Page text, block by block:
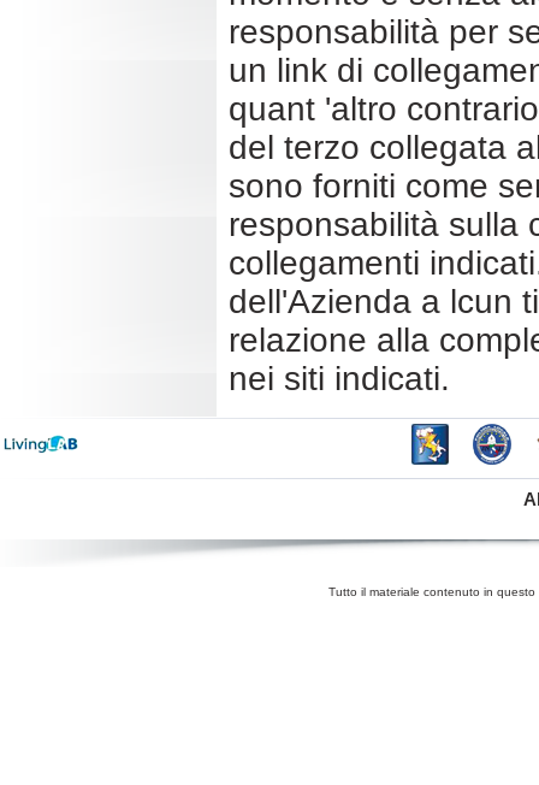
responsabilità per
un link di
quant 'altro
del terzo collegata
sono forniti come
responsabilità sulla
collegamenti
dell'Azienda a lcun
relazione alla
nei siti indicati.
Tutto il materiale contenuto in